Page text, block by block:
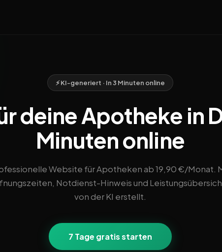
⚡ KI-generiert · In 3 Minuten online
deine Apotheke in
Minuten online
Website für Apotheken ab 19,90 €/Monat.
Notdienst-Hinweis und
von der KI erstellt.
7 Tage gratis starten